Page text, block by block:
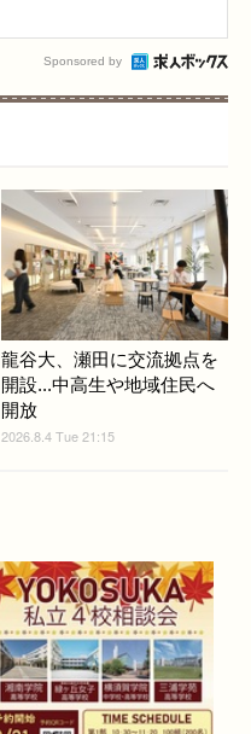
Sponsored by
龍谷大、瀬田に交流拠点を
開設...中高生や地域住民へ
開放
2026.8.4 Tue 21:15